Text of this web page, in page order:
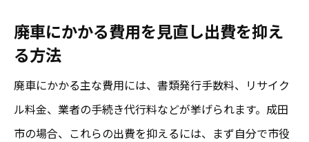
廃車にかかる費用を見直し出費を抑え
る方法
廃車にかかる主な費用には、書類発行手数料、リサイク
ル料金、業者の手続き代行料などが挙げられます。成田
市の場合、これらの出費を抑えるには、まず自分で市役